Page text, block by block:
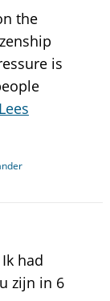
the
is
Lees
had
zijn in 6